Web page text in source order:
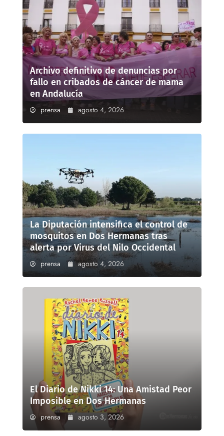
Archivo definitivo de denuncias por
fallo en cribados de cáncer de mama
en Andalucía
prensa agosto 4, 2026
La Diputación intensifica el control de
mosquitos en Dos Hermanas tras
alerta por Virus del Nilo Occidental
prensa agosto 4, 2026
El Diario de Nikki 14: Una Amistad Peor
Imposible en Dos Hermanas
prensa agosto 3, 2026